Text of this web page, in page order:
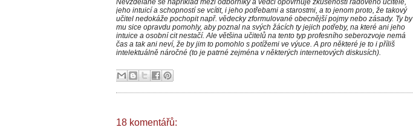
Nevzdělaně se například mezi odborníky a vědci opovrhuje zkušeností řadového učitele,
jeho intuicí a schopností se vcítit, i jeho potřebami a starostmi, a to jenom proto, že takový
učitel nedokáže pochopit např. vědecky zformulované obecnější pojmy nebo zásady. Ty by
mu sice opravdu pomohly, aby poznal na svých žácích ty jejich potřeby, na které ani jeho
intuice a osobní cit nestačí. Ale většina učitelů na tento typ profesního seberozvoje nemá
čas a tak ani neví, že by jim to pomohlo s potížemi ve výuce. A pro některé je to i příliš
intelektuálně náročné (to je patrné zejména v některých internetových diskusích).
18 komentářů: